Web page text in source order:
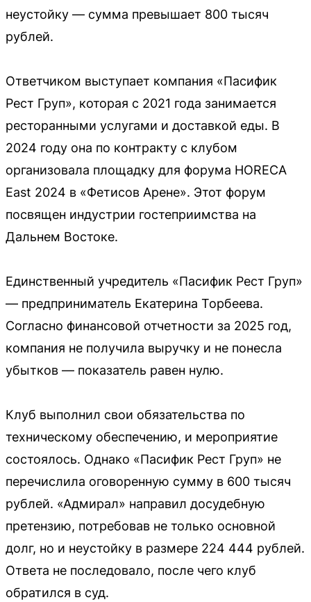
неустойку — сумма превышает 800 тысяч
рублей.
Ответчиком выступает компания «Пасифик
Рест Груп», которая с 2021 года занимается
ресторанными услугами и доставкой еды. В
2024 году она по контракту с клубом
организовала площадку для форума HORECA
East 2024 в «Фетисов Арене». Этот форум
посвящен индустрии гостеприимства на
Дальнем Востоке.
Единственный учредитель «Пасифик Рест Груп»
— предприниматель Екатерина Торбеева.
Согласно финансовой отчетности за 2025 год,
компания не получила выручку и не понесла
убытков — показатель равен нулю.
Клуб выполнил свои обязательства по
техническому обеспечению, и мероприятие
состоялось. Однако «Пасифик Рест Груп» не
перечислила оговоренную сумму в 600 тысяч
рублей. «Адмирал» направил досудебную
претензию, потребовав не только основной
долг, но и неустойку в размере 224 444 рублей.
Ответа не последовало, после чего клуб
обратился в суд.